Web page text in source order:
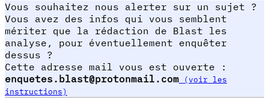
Vous souhaitez nous alerter sur un sujet ?
Vous avez des infos qui vous semblent
mériter que la rédaction de Blast les
analyse, pour éventuellement enquêter
dessus ?
Cette adresse mail vous est ouverte :
enquetes.blast@protonmail.com (voir les
instructions)